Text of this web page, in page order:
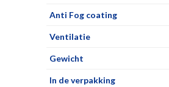
Anti Fog coating
Ventilatie
Gewicht
In de verpakking